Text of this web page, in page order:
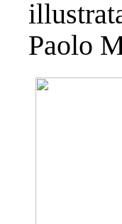
Paolo